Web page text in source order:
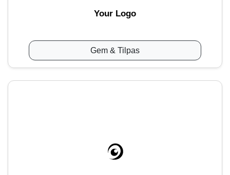
Your Logo
Gem & Tilpas